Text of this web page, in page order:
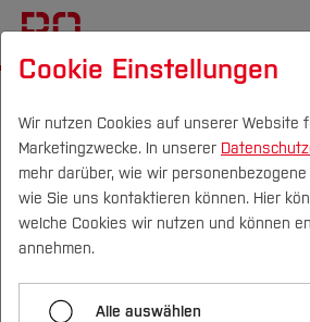
Campus Personen DE|
Studium
Der De Morton
Index (DEMMI) zur
Cookie Einstellungen
Wir nutzen Cookies auf unserer Website
Marketingzwecke. In unserer
mehr darüber, wie wir
wie Sie uns kontaktieren können. Hier
welche Cookies wir nutzen und können
annehmen.
Alle auswählen